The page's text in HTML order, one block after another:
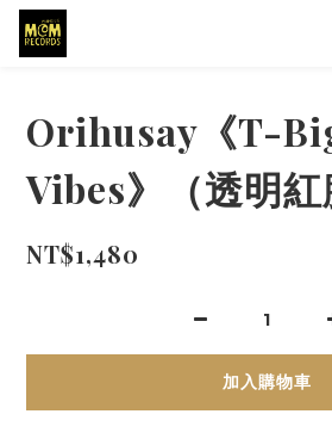
Orihusay《T-
Vibes》（透明紅
NT$1,480
加入購物車